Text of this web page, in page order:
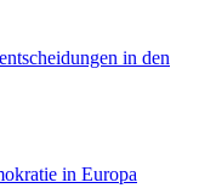
in den
in Europa